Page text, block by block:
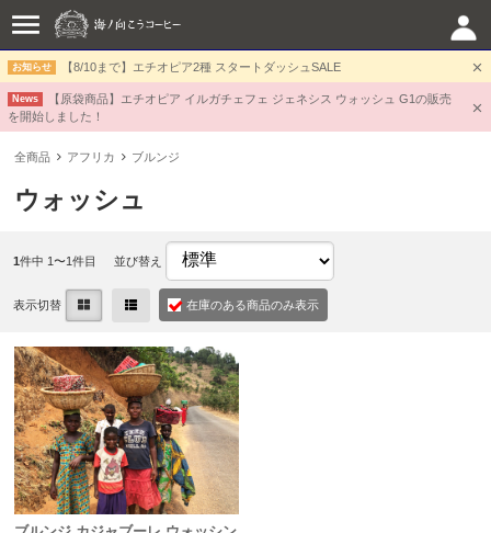
お知らせ 【8/10まで】エチオピア2種 スタートダッシュSALE
News
【原袋商品】エチオピア イルガチェフェ ジェネシス ウォッシュ G1の販売
を開始しました！
全商品 アフリカ ブルンジ
ウォッシュ
1件中 1〜1件目 並び替え
表示切替 在庫のある商品のみ表示